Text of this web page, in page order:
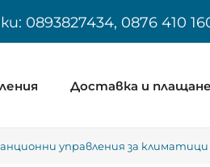
0893827434, 0876 410
Доставка и плащане
управления за климатици